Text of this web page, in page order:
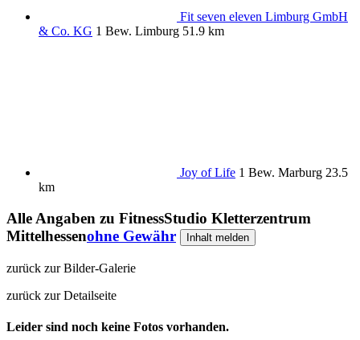
Fit seven eleven Limburg GmbH
& Co. KG 1 Bew. Limburg 51.9 km
Joy of Life 1 Bew. Marburg 23.5
km
Alle Angaben zu FitnessStudio Kletterzentrum
Mittelhessenohne Gewähr Inhalt melden
zurück zur Bilder-Galerie
zurück zur Detailseite
Leider sind noch keine Fotos vorhanden.